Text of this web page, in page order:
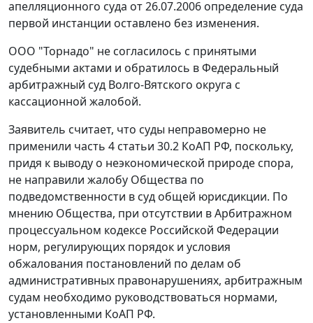
апелляционного суда от 26.07.2006 определение суда
первой инстанции оставлено без изменения.
ООО "Торнадо" не согласилось с принятыми
судебными актами и обратилось в Федеральный
арбитражный суд Волго-Вятского округа с
кассационной жалобой.
Заявитель считает, что суды неправомерно не
применили часть 4 статьи 30.2 КоАП РФ, поскольку,
придя к выводу о неэкономической природе спора,
не направили жалобу Общества по
подведомственности в суд общей юрисдикции. По
мнению Общества, при отсутствии вАрбитражном
процессуальном кодексе Российской Федерации
норм, регулирующих порядок и условия
обжалования постановлений по делам об
административных правонарушениях, арбитражным
судам необходимо руководствоваться нормами,
установленными КоАП РФ.